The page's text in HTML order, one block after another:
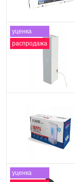
уценка
распродажа
уценка